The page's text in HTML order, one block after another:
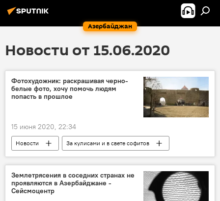
Азербайджан
Новости от 15.06.2020
Фотохудожник: раскрашивая черно-
белые фото, хочу помочь людям
попасть в прошлое
15 июня 2020, 22:34
Новости
За кулисами и в свете софитов
Азербайджан
Культура
ЖИЗНЬ
ТЕХНОЛОГИИ
Фотографии
Художник
прошлое
Землетрясения в соседних странах не
проявляются в Азербайджане -
Сейсмоцентр